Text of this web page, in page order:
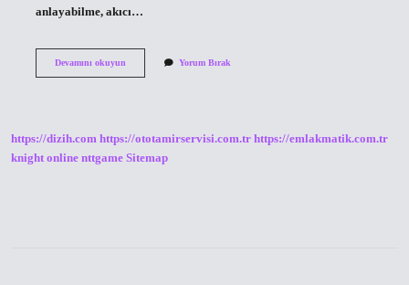
anlayabilme, akıcı…
Devamını okuyunC1
Yorum Bırak
https://dizih.com https://ototamirservisi.com.tr https://emlakmatik.com.tr
knight online nttgame Sitemap